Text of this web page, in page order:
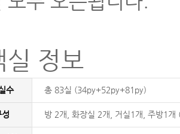
실 정보
수 총 83실 (34py+52py+81py)
성 방 2개, 화장실 2개, 거실1개, 주방1